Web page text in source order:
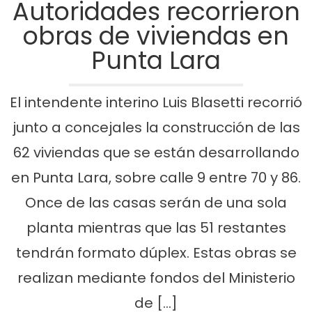
Autoridades recorrieron
obras de viviendas en
Punta Lara
El intendente interino Luis Blasetti recorrió
junto a concejales la construcción de las
62 viviendas que se están desarrollando
en Punta Lara, sobre calle 9 entre 70 y 86.
Once de las casas serán de una sola
planta mientras que las 51 restantes
tendrán formato dúplex. Estas obras se
realizan mediante fondos del Ministerio
de […]